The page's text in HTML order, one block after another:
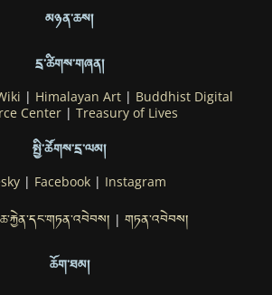
མཉན་ཆས།
དྲ་ཚིགས་གཞན།
| Himalayan Art| Buddhist Digital
Center | Treasury of Lives
སྤྱི་ཚོགས་དྲ་ལམ།
| Facebook| Instagram
| གཏན་འབེབས།
ཆོག་ཐམ།